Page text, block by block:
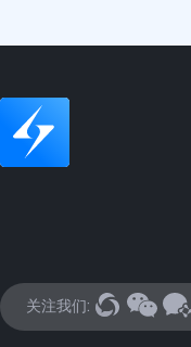
关注我们: